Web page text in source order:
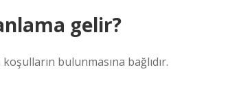
gelir?
bulunmasına bağlıdır.